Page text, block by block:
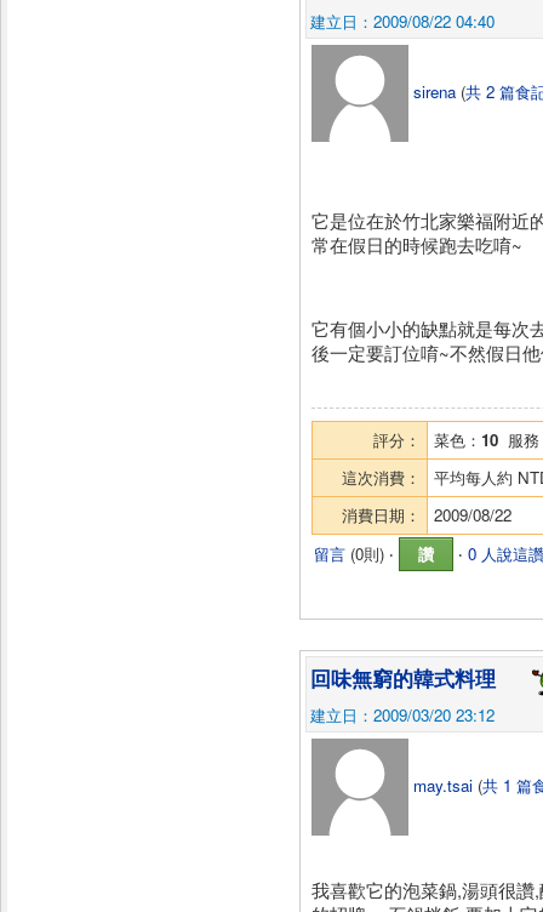
建立日：2009/08/22 04:40
sirena (共 2 篇食
它是位在於竹北家樂福附近
常在假日的時候跑去吃唷~
它有個小小的缺點就是每次
後一定要訂位唷~不然假日
評分： 菜色： 10服務
這次消費：
平均每人約
消費日期：
2009/08/22
留言(0則) ‧ 讚 ‧ 0 人說這讚
回味無窮的韓式料理
建立日：2009/03/20 23:12
may.tsai (共 1 篇
我喜歡它的泡菜鍋,湯頭很